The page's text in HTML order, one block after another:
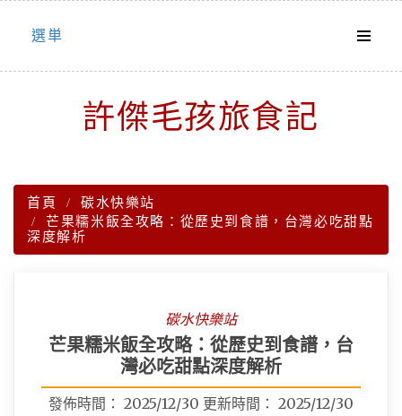
Skip
選単
許傑毛孩旅食記
首頁
碳水快樂站
芒果糯米飯全攻略：從歷史到食譜，台灣必吃甜點
深度解析
碳水快樂站
芒果糯米飯全攻略：從歷史到食譜，台
灣必吃甜點深度解析
發佈時間： 2025/12/30 更新時間： 2025/12/30